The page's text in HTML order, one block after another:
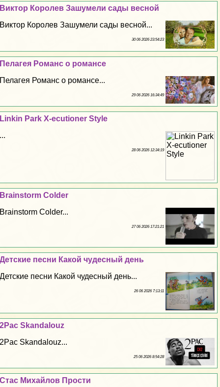
Виктор Королев Зашумели сады весной
Виктор Королев Зашумели сады весной...
30 06 2026 23:54:23
Пелагея Романс о романсе
Пелагея Романс о романсе...
29 06 2026 16:34:49
Linkin Park X-ecutioner Style
...
28 06 2026 12:34:19
Brainstorm Colder
Brainstorm Colder...
27 06 2026 17:21:21
Детские песни Какой чудесный день
Детские песни Какой чудесный день...
26 06 2026 7:13:11
2Pac Skandalouz
2Pac Skandalouz...
25 06 2026 8:54:28
Стас Михайлов Прости